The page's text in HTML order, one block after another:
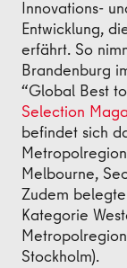
Innovations-
Entwicklung,
erfährt. So
Brandenburg
“Global Best
Selection
befindet sich
Melbourne,
Zudem
Kategorie
Stockholm).